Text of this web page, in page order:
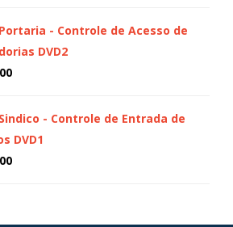
- Controle de Acesso de
DVD2
- Controle de Entrada de
DVD1